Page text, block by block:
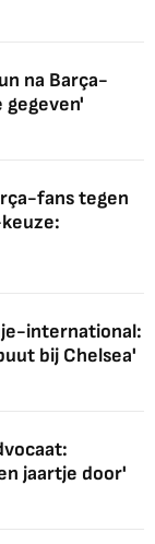
na Barça-
gegeven'
fans tegen
international:
bij Chelsea'
jaartje door'